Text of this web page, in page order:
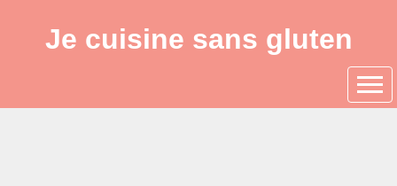
Je cuisine sans gluten